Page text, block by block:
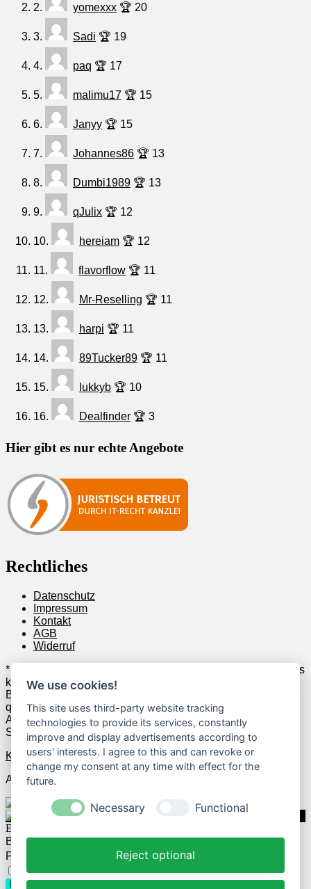
2. yomexxx 🏆 20
3. Sadi 🏆 19
4. paq 🏆 17
5. malimu17 🏆 15
6. Janyy 🏆 15
7. Johannes86 🏆 13
8. Dumbi1989 🏆 13
9. qJulix 🏆 12
10. hereiam 🏆 12
11. flavorflow 🏆 11
12. Mr-Reselling 🏆 11
13. harpi 🏆 11
14. 89Tucker89 🏆 11
15. lukkyb 🏆 10
16. Dealfinder 🏆 3
Hier gibt es nur echte Angebote
Rechtliches
Datenschutz
Impressum
Kontakt
AGB
Widerruf
* Wenn Du zum Anbieter klickst und anschließend z.B. etwas
kaufst, erhalten wir u.U. dafür Geld vom jeweiligen Anbieter.
Beispielsweise verdienen wir als Amazon-Partner an
qualifizierten Verkäufen. Das hat allerdings keine
Auswirkungen auf die Auswahl der geposteten Deals und
Schnäppchen.
Kontakt
Alle Rechte vorbehalten.
We use cookies!
This site uses third-party website tracking
technologies to provide its services, constantly
improve and display advertisements according to
users' interests. I agree to this and can revoke or
change my consent at any time with effect for the
future.
Necessary Functional
Reject optional
Einloggen
Benutzername
Passwort
Passwort vergessen?
Eingeloggt bleiben
Login